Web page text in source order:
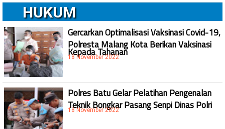
HUKUM
Gercarkan Optimalisasi Vaksinasi Covid-19,
Polresta Malang Kota Berikan Vaksinasi
Kepada Tahanan
18 November 2022
Polres Batu Gelar Pelatihan Pengenalan
Teknik Bongkar Pasang Senpi Dinas Polri
18 November 2022